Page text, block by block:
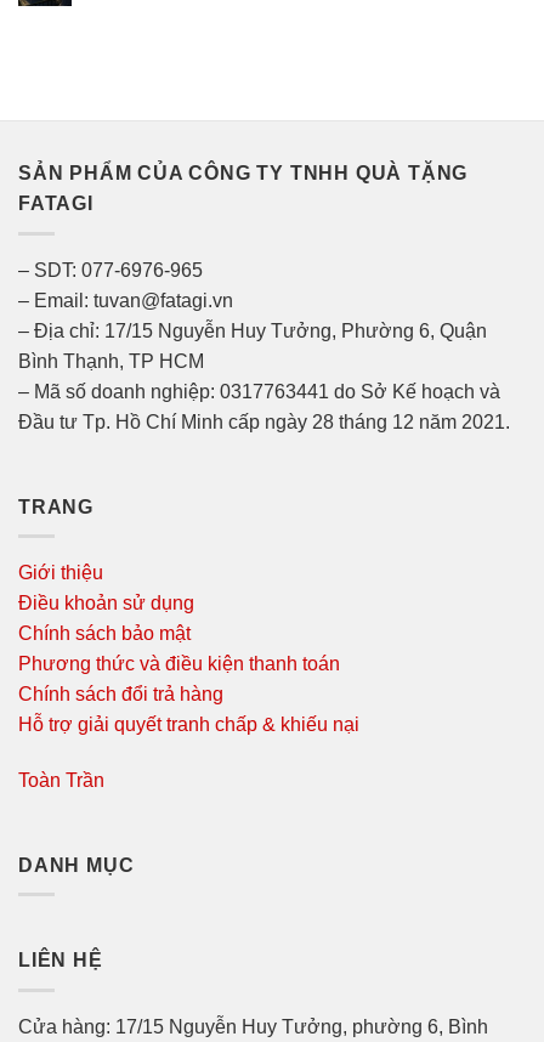
SẢN PHẨM CỦA CÔNG TY TNHH QUÀ TẶNG
FATAGI
– SDT: 077-6976-965
– Email: tuvan@fatagi.vn
– Địa chỉ: 17/15 Nguyễn Huy Tưởng, Phường 6, Quận
Bình Thạnh, TP HCM
– Mã số doanh nghiệp: 0317763441 do Sở Kế hoạch và
Đầu tư Tp. Hồ Chí Minh cấp ngày 28 tháng 12 năm 2021.
TRANG
Giới thiệu
Điều khoản sử dụng
Chính sách bảo mật
Phương thức và điều kiện thanh toán
Chính sách đổi trả hàng
Hỗ trợ giải quyết tranh chấp & khiếu nại
Toàn Trần
DANH MỤC
LIÊN HỆ
Cửa hàng: 17/15 Nguyễn Huy Tưởng, phường 6, Bình